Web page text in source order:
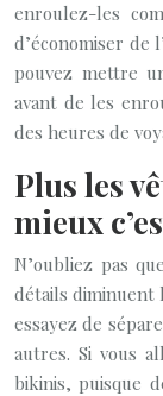
enroulez-les
d’économiser de
pouvez mettre
avant de les
des heures de
Plus les
mieux
N’oubliez pas
détails diminuent
essayez de
autres. Si vous
bikinis, puisque